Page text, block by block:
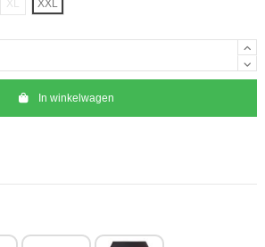
XL XXL
In winkelwagen